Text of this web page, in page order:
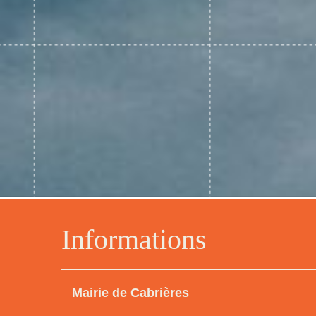
Informations
Mairie de Cabrières